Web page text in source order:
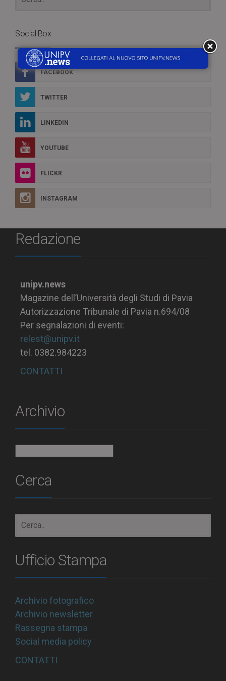
Social Box
FACEBOOK
TWITTER
LINKEDIN
YOUTUBE
FLICKR
INSTAGRAM
Redazione
unipv.news
Magazine dell’Università degli Studi di Pavia
Autorizzazione Tribunale di Pavia n.694/08
Per segnalazioni di eventi:
relest@unipv.it
tel. 0382.984223
CONTATTI
Archivio
Cerca
Ufficio Stampa
Archivio fotografico
Archivio newsletter
Rassegna stampa
Social media policy
CONTATTI